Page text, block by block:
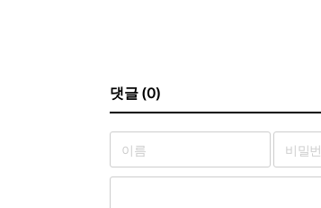
댓글 (0)